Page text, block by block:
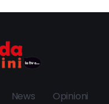
News Opinioni